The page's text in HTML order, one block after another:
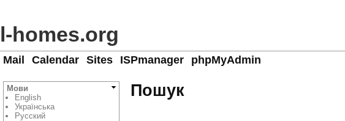
l-homes.org
Mail Calendar Sites ISPmanager phpMyAdmin
Мови
English
Українська
Русский
Пошук